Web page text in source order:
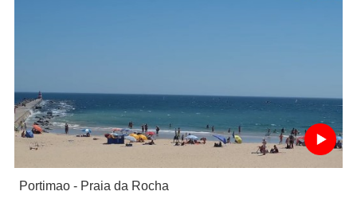
Portimao - Praia da Rocha